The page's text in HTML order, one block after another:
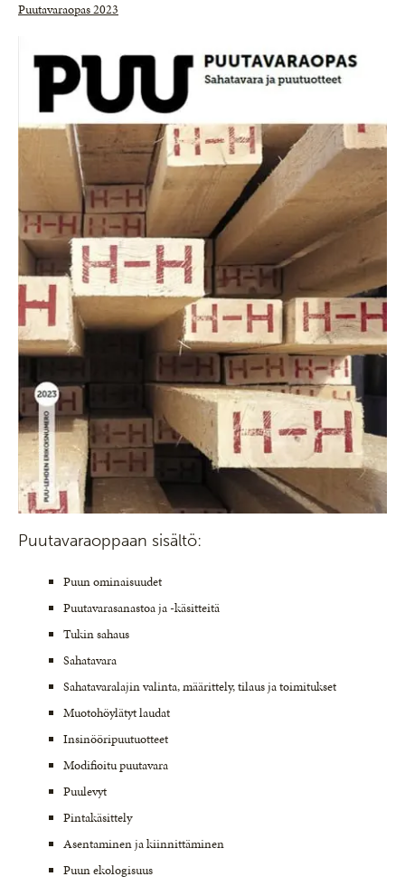
Puutavaraopas 2023
Puutavaraoppaan sisältö:
Puun ominaisuudet
Puutavarasanastoa ja -käsitteitä
Tukin sahaus
Sahatavara
Sahatavaralajin valinta, määrittely, tilaus ja toimitukset
Muotohöylätyt laudat
Insinööripuutuotteet
Modifioitu puutavara
Puulevyt
Pintakäsittely
Asentaminen ja kiinnittäminen
Puun ekologisuus